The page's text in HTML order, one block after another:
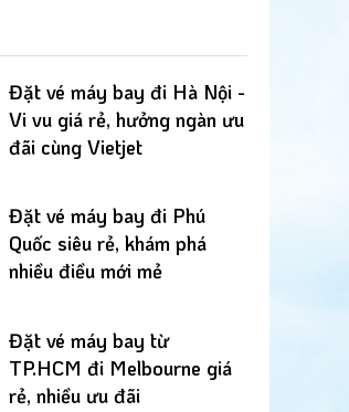
Đặt vé máy bay đi Hà Nội -
Vi vu giá rẻ, hưởng ngàn ưu
đãi cùng Vietjet
Đặt vé máy bay đi Phú
Quốc siêu rẻ, khám phá
nhiều điều mới mẻ
Đặt vé máy bay từ
TP.HCM đi Melbourne giá
rẻ, nhiều ưu đãi